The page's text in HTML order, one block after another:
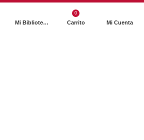
Mi Biblioteca
0
Carrito Mi Cuenta